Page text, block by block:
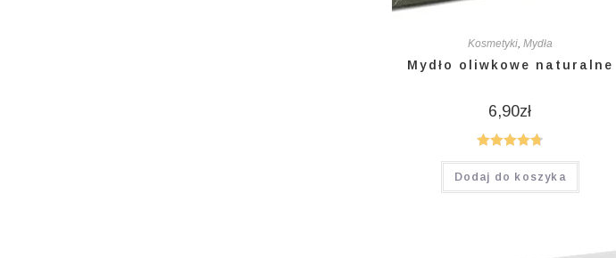
Kosmetyki, Mydła
Mydło oliwkowe naturalne
6,90zł
Oceniono
4.75na 5
Dodaj do koszyka